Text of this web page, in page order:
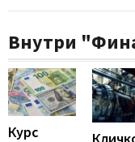
Внутри
Курс